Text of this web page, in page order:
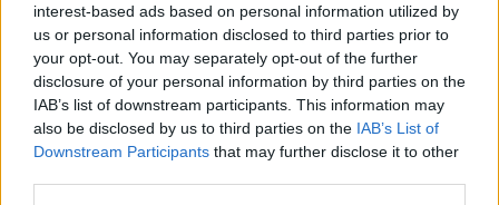
interest-based ads based on personal information utilized by
us or personal information disclosed to third parties prior to
your opt-out. You may separately opt-out of the further
disclosure of your personal information by third parties on the
IAB’s list of downstream participants. This information may
also be disclosed by us to third parties on the IAB’s List of
Downstream Participants that may further disclose it to other
Magyarország bazilika,esztergom,felújítás,gránát